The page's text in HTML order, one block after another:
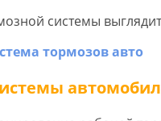
системы